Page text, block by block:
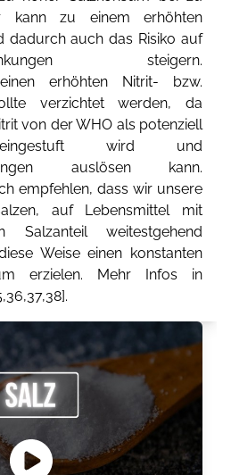
kann zu einem erhöhten
dadurch auch das Risiko auf
steigern.
erhöhten Nitrit- bzw.
verzichtet werden, da
von der WHO als potenziell
eingestuft wird und
auslösen kann.
empfehlen, dass wir unsere
auf Lebensmittel mit
Salzanteil weitestgehend
Weise einen konstanten
erzielen. Mehr Infos in
,36,37,38].